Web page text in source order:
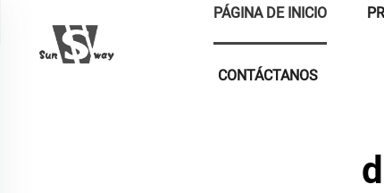
PÁGINA DE INICIO
CONTÁCTANOS